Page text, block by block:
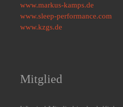
www.markus-kamps.de
www.sleep-performance.com
www.kzgs.de
Mitglied